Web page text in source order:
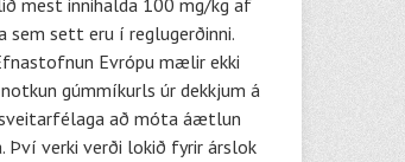
mest innihalda 100 mg/kg af
sem sett eru í reglugerðinni.
Evrópu mælir ekki
gúmmíkurls úr dekkjum á
að móta áætlun
Því verki verði lokið fyrir árslok